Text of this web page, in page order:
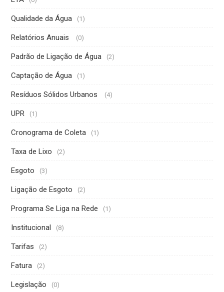
Qualidade da Água (1)
Relatórios Anuais (0)
Padrão de Ligação de Água (2)
Captação de Água (1)
Resíduos Sólidos Urbanos (4)
UPR (1)
Cronograma de Coleta (1)
Taxa de Lixo (2)
Esgoto (3)
Ligação de Esgoto (2)
Programa Se Liga na Rede (1)
Institucional (8)
Tarifas (2)
Fatura (2)
Legislação (0)